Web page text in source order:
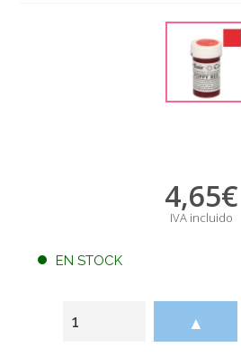
4,65€
IVA incluido
EN STOCK
▲